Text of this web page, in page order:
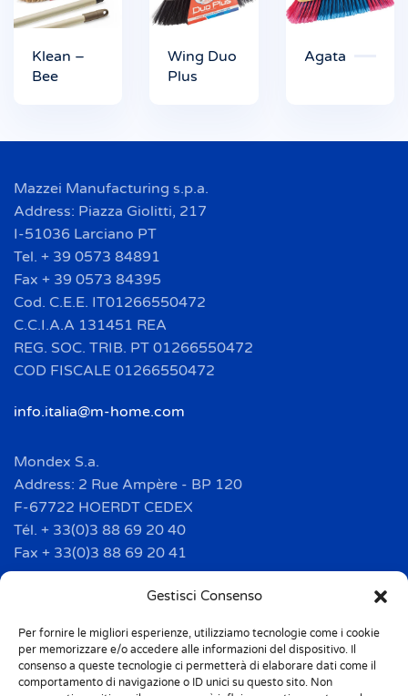
Gestisci Consenso
Per fornire le migliori esperienze, utilizziamo tecnologie come i cookie
per memorizzare e/o accedere alle informazioni del dispositivo. Il
consenso a queste tecnologie ci permetterà di elaborare dati come il
comportamento di navigazione o ID unici su questo sito. Non
Klean –
Bee
Wing Duo
Plus
Agata
Mazzei Manufacturing s.p.a.
Address: Piazza Giolitti, 217
I-51036 Larciano PT
Tel. + 39 0573 84891
Fax + 39 0573 84395
Cod. C.E.E. IT01266550472
C.C.I.A.A 131451 REA
REG. SOC. TRIB. PT 01266550472
COD FISCALE 01266550472
info.italia@m-home.com
Mondex S.a.
Address: 2 Rue Ampère - BP 120
F-67722 HOERDT CEDEX
Tél. + 33(0)3 88 69 20 40
Fax + 33(0)3 88 69 20 41
info.france@m-home.com
Mondex Menaje España S.a.
Address: Ctra de Girona, km. 101.5
E-17160 Angles (Girona)